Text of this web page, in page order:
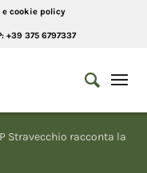
e cookie policy
+39 375 6797337
Stravecchio racconta la